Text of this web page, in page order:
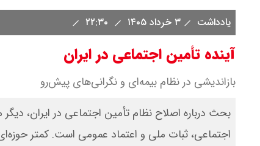
یادداشت ۳ خرداد ۱۴۰۵
آینده تأمین اجتماعی در ایران
بازاندیشی در نظام بیمه‌ای و نگرانی‌های پیش‌رو
بحث درباره اصلاح نظام تأمین اجتماعی در ایران،
اجتماعی، ثبات ملی و اعتماد عمومی است. کمتر حوزه‌ای